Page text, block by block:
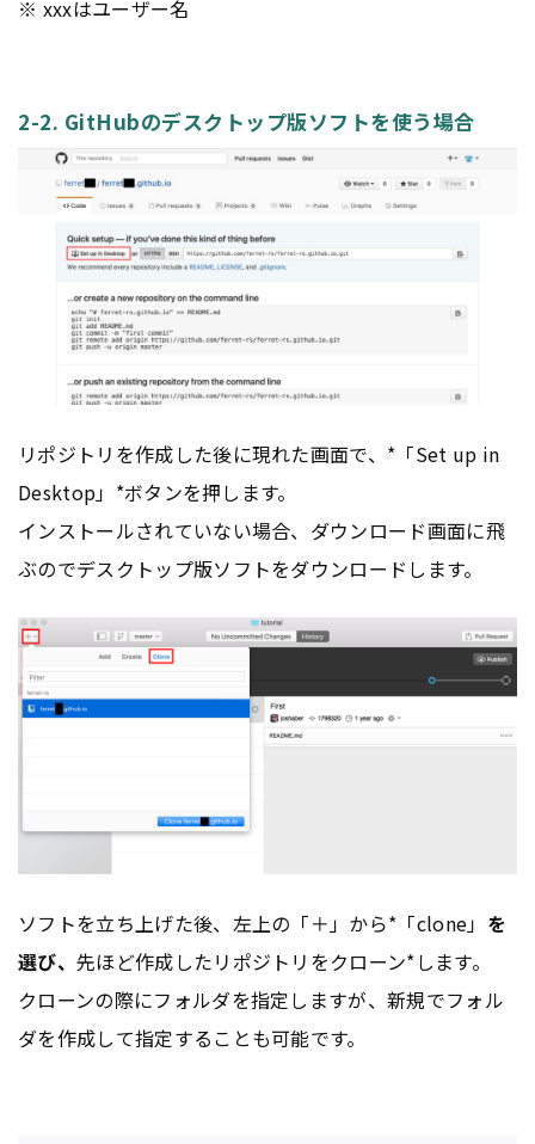
※ xxxはユーザー名
2-2. GitHubのデスクトップ版ソフトを使う場合
リポジトリを作成した後に現れた画面で、*「Set up in
Desktop」*ボタンを押します。
インストールされていない場合、ダウンロード画面に飛
ぶのでデスクトップ版ソフトをダウンロードします。
ソフトを立ち上げた後、左上の「＋」から*「clone」 を
選び、 先ほど作成したリポジトリをクローン*します。
クローンの際にフォルダを指定しますが、新規でフォル
ダを作成して指定することも可能です。